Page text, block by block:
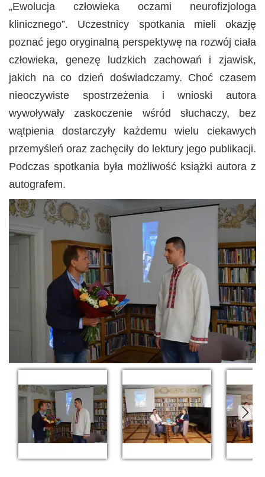
„Ewolucja człowieka oczami neurofizjologa
klinicznego”. Uczestnicy spotkania mieli okazję
poznać jego oryginalną perspektywę na rozwój ciała
człowieka, genezę ludzkich zachowań i zjawisk,
jakich na co dzień doświadczamy. Choć czasem
nieoczywiste spostrzeżenia i wnioski autora
wywoływały zaskoczenie wśród słuchaczy, bez
wątpienia dostarczyły każdemu wielu ciekawych
przemyśleń oraz zachęciły do lektury jego publikacji.
Podczas spotkania była możliwość książki autora z
autografem.